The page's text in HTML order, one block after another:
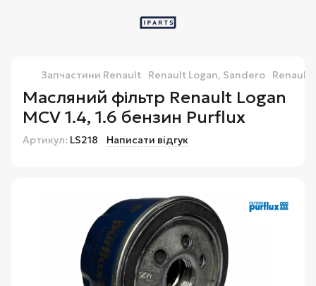
Запчастини Renault Renault Logan, Sandero Renault
Масляний фільтр Renault Logan
MCV 1.4, 1.6 бензин Purflux
Артикул: LS218 Написати відгук